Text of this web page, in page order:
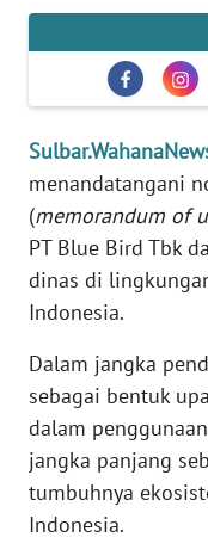
menandatangani
(memorandum of
PT Blue Bird Tbk
dinas di
Indonesia.
Dalam jangka
sebagai bentuk
dalam
jangka panjang
tumbuhnya
Indonesia.
TENTANG
PEDOMAN
MEDIA
SIBER
REDAKSI
KARIR
DISCLAIMER
Wahana
News
Regional